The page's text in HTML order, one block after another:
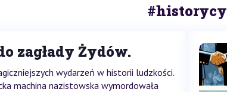
#historycy
zagłady Żydów.
wydarzeń w historii ludzkości.
machina nazistowska wymordowała